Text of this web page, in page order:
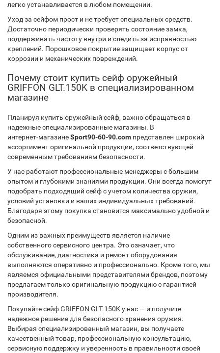
легко устанавливается в любом помещении.
Уход за сейфом прост и не требует специальных средств.
Достаточно периодически проверять состояние замка,
поддерживать чистоту внутри и следить за исправностью
креплений. Порошковое покрытие защищает корпус от
коррозии и механических повреждений.
Почему стоит купить сейф оружейный
GRIFFON GLT.150K в специализированном
магазине
Планируя купить оружейный сейф, важно обращаться в
надежные специализированные магазины. В
интернет‑магазинеSport90-60-90.com представлен широкий
ассортимент оригинальной продукции, соответствующей
современным требованиям безопасности.
У нас работают профессиональные менеджеры с большим
опытом и глубокими знаниями продукции. Они всегда помогут
подобрать подходящий сейф с учетом количества оружия,
условий установки и ваших индивидуальных требований.
Благодаря этому покупка становится максимально удобной и
безопасной.
Одним из важных преимуществ является наличие
собственного сервисного центра. Это означает, что
обслуживание, диагностика и ремонт оборудования
выполняются оперативно и профессионально. Кроме того, мы
являемся официальными представителями брендов, поэтому
предлагаем только оригинальную продукцию с гарантией
производителя.
Покупайте сейф GRIFFON GLT.150K у нас — и получите
надежное решение для безопасного хранения оружия.
Выбирая специализированный магазин, вы получаете
качественный товар, профессиональную консультацию,
сервисную поддержку и уверенность в правильности своей